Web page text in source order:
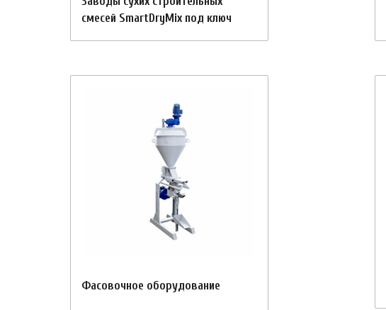
смесей SmartDryMix под ключ
Фасовочное оборудование